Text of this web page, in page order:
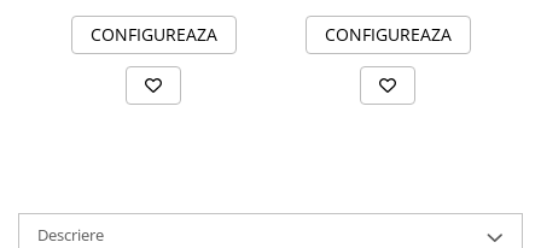
CONFIGUREAZA CONFIGUREAZA
Descriere